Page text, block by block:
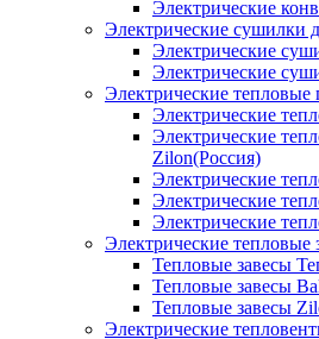
Электрические
Электрические сушилки
Электрические
Электрические
Электрические
Электрические
Электрические
Zilon(Россия)
Электрические
Электрические
Электрические
Электрические тепловые
Тепловые завесы
Тепловые завесы
Тепловые завесы
Электрические